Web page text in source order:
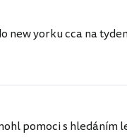
yorku cca na
pomoci s hledáním